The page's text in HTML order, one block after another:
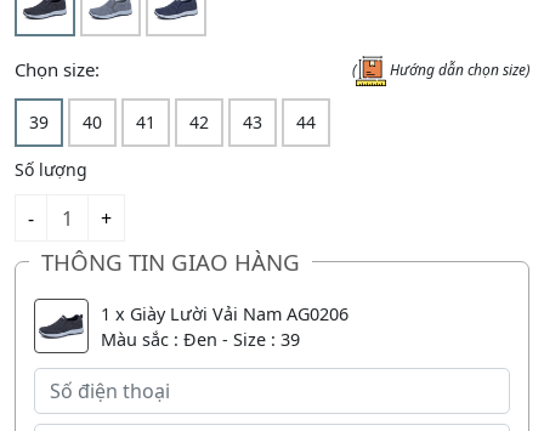
Chọn size: ( Hướng dẫn chọn size)
39 40 41 42 43 44
Số lượng
THÔNG TIN GIAO HÀNG
1 x Giày Lười Vải Nam AG0206
Màu sắc : Đen - Size : 39